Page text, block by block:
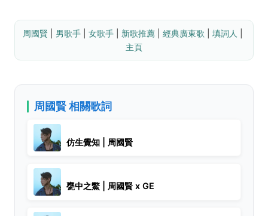
周國賢 男歌手 女歌手 新歌推薦 經典廣東歌 填詞人
主頁
周國賢 相關歌詞
仿生覺知 | 周國賢
甕中之鱉 | 周國賢 x GE